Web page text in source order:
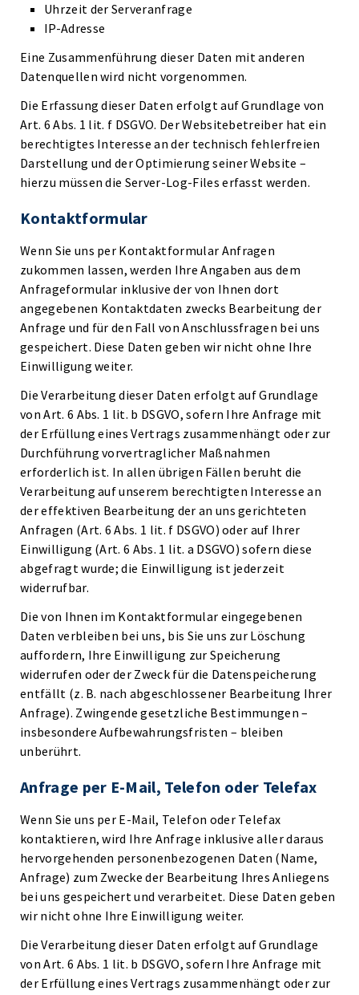
Uhrzeit der Serveranfrage
IP-Adresse
Eine Zusammenführung dieser Daten mit anderen
Datenquellen wird nicht vorgenommen.
Die Erfassung dieser Daten erfolgt auf Grundlage von
Art. 6 Abs. 1 lit. f DSGVO. Der Websitebetreiber hat ein
berechtigtes Interesse an der technisch fehlerfreien
Darstellung und der Optimierung seiner Website –
hierzu müssen die Server-Log-Files erfasst werden.
Kontaktformular
Wenn Sie uns per Kontaktformular Anfragen
zukommen lassen, werden Ihre Angaben aus dem
Anfrageformular inklusive der von Ihnen dort
angegebenen Kontaktdaten zwecks Bearbeitung der
Anfrage und für den Fall von Anschlussfragen bei uns
gespeichert. Diese Daten geben wir nicht ohne Ihre
Einwilligung weiter.
Die Verarbeitung dieser Daten erfolgt auf Grundlage
von Art. 6 Abs. 1 lit. b DSGVO, sofern Ihre Anfrage mit
der Erfüllung eines Vertrags zusammenhängt oder zur
Durchführung vorvertraglicher Maßnahmen
erforderlich ist. In allen übrigen Fällen beruht die
Verarbeitung auf unserem berechtigten Interesse an
der effektiven Bearbeitung der an uns gerichteten
Anfragen (Art. 6 Abs. 1 lit. f DSGVO) oder auf Ihrer
Einwilligung (Art. 6 Abs. 1 lit. a DSGVO) sofern diese
abgefragt wurde; die Einwilligung ist jederzeit
widerrufbar.
Die von Ihnen im Kontaktformular eingegebenen
Daten verbleiben bei uns, bis Sie uns zur Löschung
auffordern, Ihre Einwilligung zur Speicherung
widerrufen oder der Zweck für die Datenspeicherung
entfällt (z. B. nach abgeschlossener Bearbeitung Ihrer
Anfrage). Zwingende gesetzliche Bestimmungen –
insbesondere Aufbewahrungsfristen – bleiben
unberührt.
Anfrage per E-Mail, Telefon oder Telefax
Wenn Sie uns per E-Mail, Telefon oder Telefax
kontaktieren, wird Ihre Anfrage inklusive aller daraus
hervorgehenden personenbezogenen Daten (Name,
Anfrage) zum Zwecke der Bearbeitung Ihres Anliegens
bei uns gespeichert und verarbeitet. Diese Daten geben
wir nicht ohne Ihre Einwilligung weiter.
Die Verarbeitung dieser Daten erfolgt auf Grundlage
von Art. 6 Abs. 1 lit. b DSGVO, sofern Ihre Anfrage mit
der Erfüllung eines Vertrags zusammenhängt oder zur